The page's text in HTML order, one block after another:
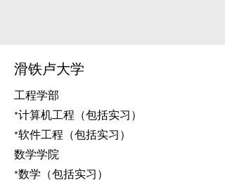
​滑铁卢大学
工程学部
*计算机工程（包括实习）
*软件工程（包括实习）
数学学院
*数学（包括实习）